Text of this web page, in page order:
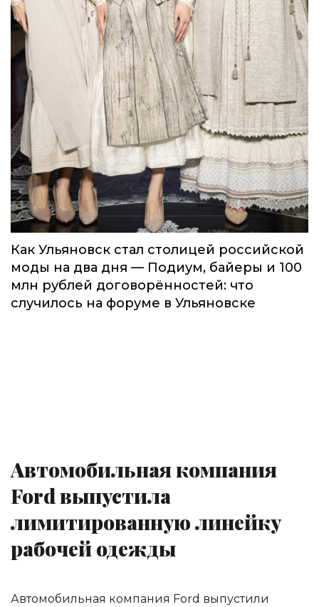
Как Ульяновск стал столицей российской
моды на два дня — Подиум, байеры и 100
млн рублей договорённостей: что
случилось на форуме в Ульяновске
Автомобильная компания
Ford выпустила
лимитированную линейку
рабочей одежды
Автомобильная компания Ford выпустили